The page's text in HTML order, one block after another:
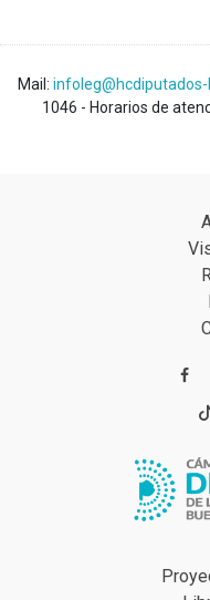
Mail: infoleg@hcdiputados-
1046 - Horarios de
